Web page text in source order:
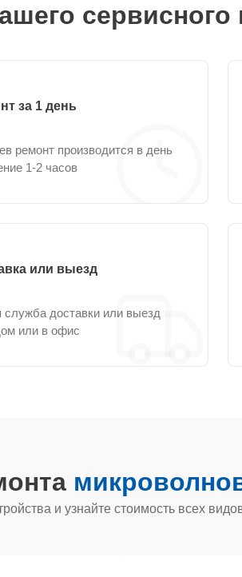
сервисного
за 1 день
ремонт производится в день
1-2 часов
или выезд
служба доставки или выезд
или в офис
и узнайте стоимость всех